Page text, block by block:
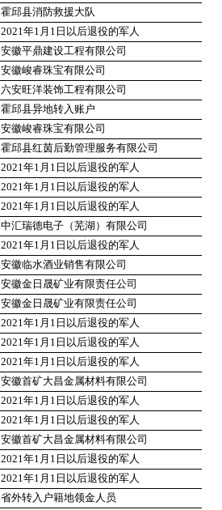
霍邱县消防救援大队
2021年1 月 1 日以后退役的军人
安徽平鼎建设工程有限公司
安徽峻睿珠宝有限公司
六安旺洋装饰工程有限公司
霍邱县异地转入账户
安徽峻睿珠宝有限公司
霍邱县红茵后勤管理服务有限公司
2021年1 月 1 日以后退役的军人
2021年1 月 1 日以后退役的军人
2021年1 月 1 日以后退役的军人
中汇瑞德电子（芜湖）有限公司
2021年1 月 1 日以后退役的军人
安徽临水酒业销售有限公司
安徽金日晟矿业有限责任公司
安徽金日晟矿业有限责任公司
2021年1 月 1 日以后退役的军人
2021年1 月 1 日以后退役的军人
2021年1 月 1 日以后退役的军人
安徽首矿大昌金属材料有限公司
2021年1 月 1 日以后退役的军人
2021年1 月 1 日以后退役的军人
安徽首矿大昌金属材料有限公司
2021年1 月 1 日以后退役的军人
2021年1 月 1 日以后退役的军人
省外转入户籍地领金人员